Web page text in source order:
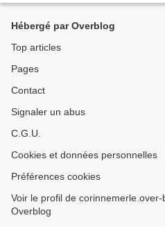
Hébergé par Overblog
Top articles
Pages
Contact
Signaler un abus
C.G.U.
Cookies et données personnelles
Préférences cookies
Voir le profil de
Overblog